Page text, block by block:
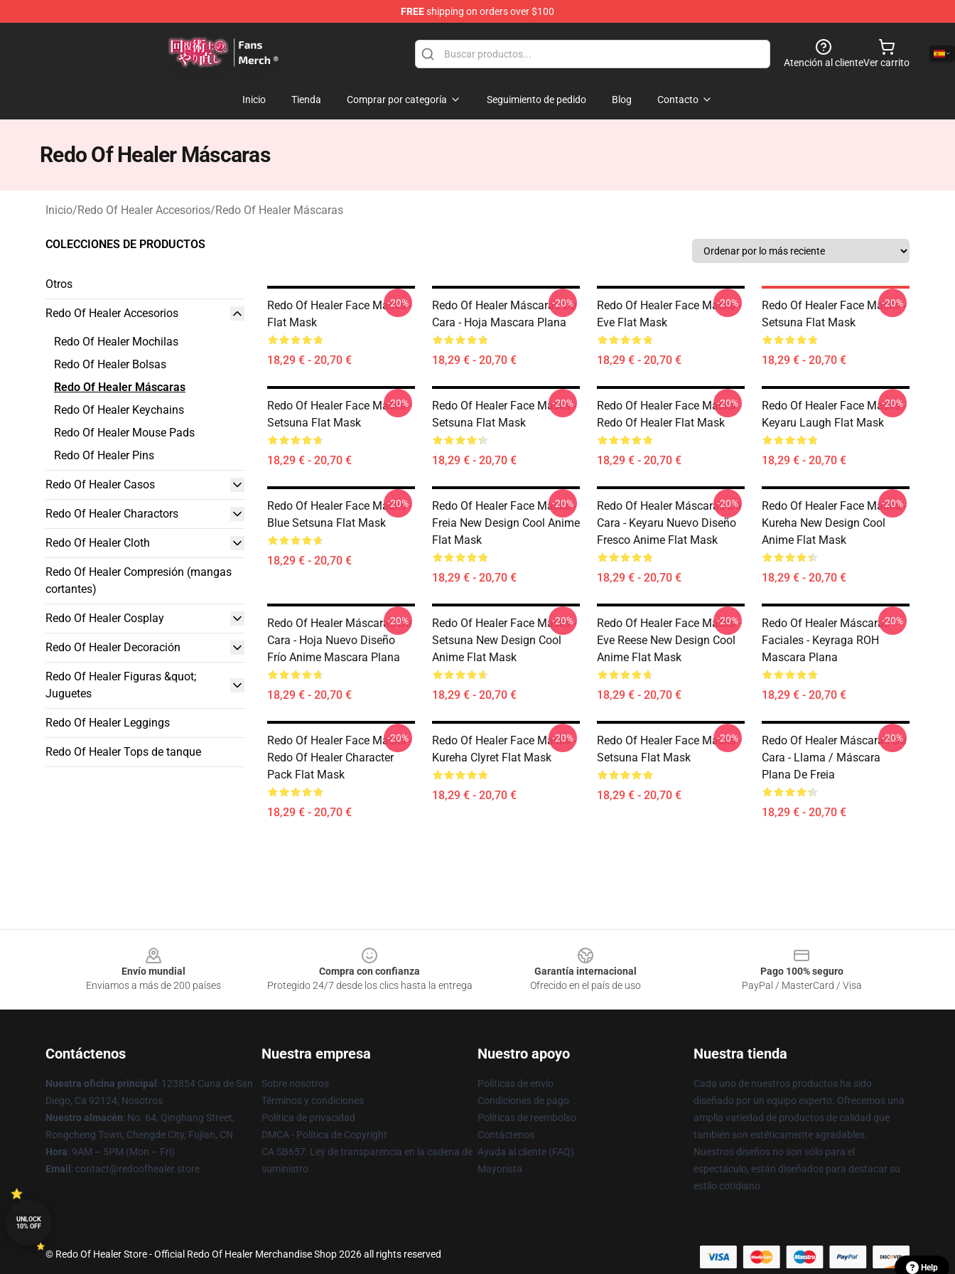
FREEshipping on orders over $100
Atención al clienteVer carrito
Inicio Tienda Comprar por categoría Seguimiento de pedido Blog Contacto
Redo Of Healer Máscaras
Inicio/Redo Of Healer Accesorios/Redo Of Healer Máscaras
COLECCIONES DE PRODUCTOS
Otros
Redo Of Healer Accesorios
Redo Of Healer Mochilas
Redo Of Healer Bolsas
Redo Of Healer Máscaras
Redo Of Healer Keychains
Redo Of Healer Mouse Pads
Redo Of Healer Pins
Redo Of Healer Casos
Redo Of Healer Charactors
Redo Of Healer Cloth
Redo Of Healer Compresión (mangas
cortantes)
Redo Of Healer Cosplay
Redo Of Healer Decoración
Redo Of Healer Figuras &quot;
Juguetes
Redo Of Healer Leggings
Redo Of Healer Tops de tanque
Redo Of Healer Face Masks -
Flat Mask
18,29 € - 20,70 €
-20%
Redo Of Healer Máscaras De
Cara - Hoja Mascara Plana
18,29 € - 20,70 €
-20%
Redo Of Healer Face Masks -
Eve Flat Mask
18,29 € - 20,70 €
-20%
Redo Of Healer Face Masks -
Setsuna Flat Mask
18,29 € - 20,70 €
-20%
Redo Of Healer Face Masks -
Setsuna Flat Mask
18,29 € - 20,70 €
-20%
Redo Of Healer Face Masks -
Setsuna Flat Mask
18,29 € - 20,70 €
-20%
Redo Of Healer Face Masks -
Redo Of Healer Flat Mask
18,29 € - 20,70 €
-20%
Redo Of Healer Face Masks -
Keyaru Laugh Flat Mask
18,29 € - 20,70 €
-20%
Redo Of Healer Face Masks -
Blue Setsuna Flat Mask
18,29 € - 20,70 €
-20%
Redo Of Healer Face Masks -
Freia New Design Cool Anime
Flat Mask
18,29 € - 20,70 €
-20%
Redo Of Healer Máscaras De
Cara - Keyaru Nuevo Diseño
Fresco Anime Flat Mask
18,29 € - 20,70 €
-20%
Redo Of Healer Face Masks -
Kureha New Design Cool
Anime Flat Mask
18,29 € - 20,70 €
-20%
Redo Of Healer Máscaras De
Cara - Hoja Nuevo Diseño
Frío Anime Mascara Plana
18,29 € - 20,70 €
-20%
Redo Of Healer Face Masks -
Setsuna New Design Cool
Anime Flat Mask
18,29 € - 20,70 €
-20%
Redo Of Healer Face Masks -
Eve Reese New Design Cool
Anime Flat Mask
18,29 € - 20,70 €
-20%
Redo Of Healer Máscaras
Faciales - Keyraga ROH
Mascara Plana
18,29 € - 20,70 €
-20%
Redo Of Healer Face Masks -
Redo Of Healer Character
Pack Flat Mask
18,29 € - 20,70 €
-20%
Redo Of Healer Face Masks -
Kureha Clyret Flat Mask
18,29 € - 20,70 €
-20%
Redo Of Healer Face Masks -
Setsuna Flat Mask
18,29 € - 20,70 €
-20%
Redo Of Healer Máscaras De
Cara - Llama / Máscara
Plana De Freia
18,29 € - 20,70 €
-20%
Envío mundial
Enviamos a más de 200 países
Compra con confianza
Protegido 24/7 desde los clics hasta la entrega
Garantía internacional
Ofrecido en el país de uso
Pago 100% seguro
PayPal / MasterCard / Visa
Contáctenos
Nuestra oficina principal : 123854 Cuna de San
Diego, Ca 92124, Nosotros
Nuestro almacén: No. 64, Qinghang Street,
Rongcheng Town, Chengde City, Fujian, CN
Hora: 9AM – 5PM (Mon – Fri)
Email : contact@redoofhealer.store
Nuestra empresa
Sobre nosotros
Términos y condiciones
Política de privacidad
DMCA - Política de Copyright
CA SB657: Ley de transparencia en la cadena de
suministro
Nuestro apoyo
Políticas de envío
Condiciones de pago
Políticas de reembolso
Contáctenos
Ayuda al cliente (FAQ)
Mayorista
Nuestra tienda
Cada uno de nuestros productos ha sido
diseñado por un equipo experto. Ofrecemos una
amplia variedad de productos de calidad que
también son estéticamente agradables.
Nuestros diseños no son sólo para el
espectáculo, están diseñados para destacar su
estilo cotidiano.
© Redo Of Healer Store - Official Redo Of Healer Merchandise Shop 2026 all rights reserved
Help
UNLOCK
10% OFF